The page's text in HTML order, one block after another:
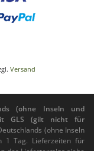
Versand
(ohne Inseln und
GLS (gilt nicht für
(ohne Inseln
1 Tag. Lieferzeiten für